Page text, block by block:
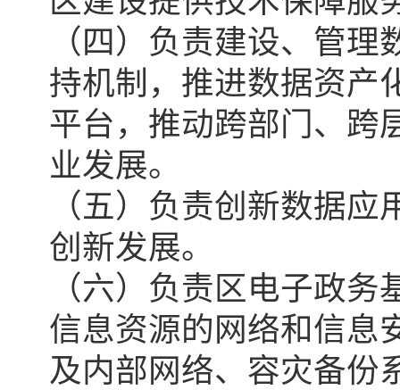
（四）负责建设、管
持机制，推进数据资产
平台，推动跨部门、跨
业发展。
（五）负责创新数据
创新发展。
（六）负责区电子政
信息资源的网络和信息
及内部网络、容灾备份